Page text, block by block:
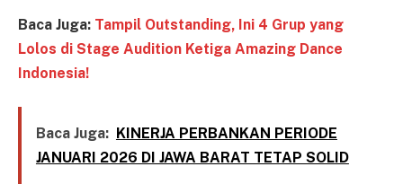
Baca Juga: Tampil Outstanding, Ini 4 Grup yang
Lolos di Stage Audition Ketiga Amazing Dance
Indonesia!
Baca Juga: KINERJA PERBANKAN PERIODE
JANUARI 2026 DI JAWA BARAT TETAP SOLID